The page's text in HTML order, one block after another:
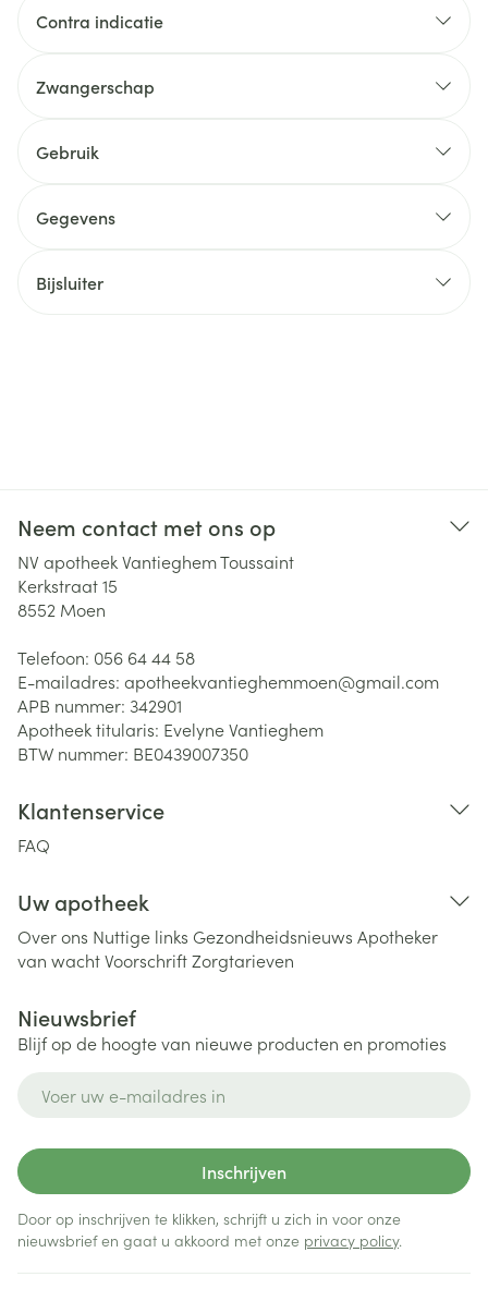
Contra indicatie
Zwangerschap
Gebruik
Gegevens
Bijsluiter
Neem contact met ons op
NV apotheek Vantieghem Toussaint
Kerkstraat 15
8552 Moen
Telefoon: 056 64 44 58
E-mailadres: apotheekvantieghemmoen@gmail.com
APB nummer: 342901
Apotheek titularis: Evelyne Vantieghem
BTW nummer: BE0439007350
Klantenservice
FAQ
Uw apotheek
Over ons Nuttige links Gezondheidsnieuws Apotheker
van wachtVoorschriftZorgtarieven
Nieuwsbrief
Blijf op de hoogte van nieuwe producten en promoties
Inschrijven
Door op inschrijven te klikken, schrijft u zich in voor onze
nieuwsbrief en gaat u akkoord met onze privacy policy.